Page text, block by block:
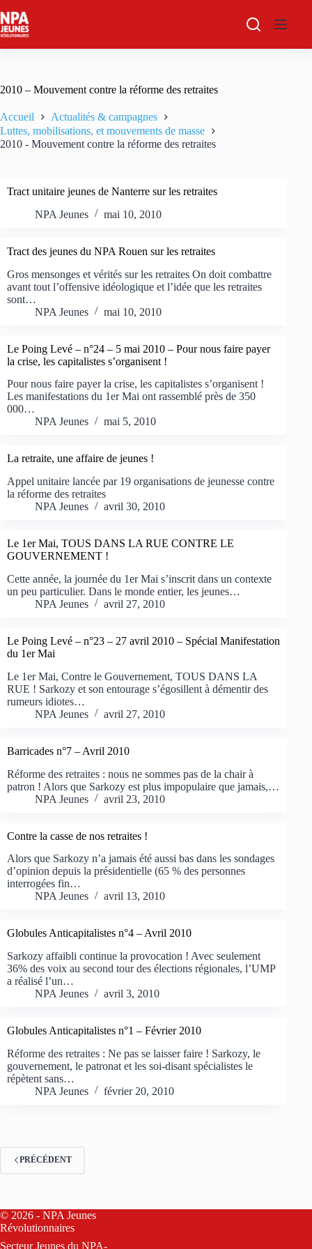
au
contenu
2010 – Mouvement contre la réforme des retraites
Accueil
Actualités & campagnes
Luttes, mobilisations, et mouvements de masse
2010 - Mouvement contre la réforme des retraites
Tract unitaire jeunes de Nanterre sur les retraites
NPA Jeunes
mai 10, 2010
Tract des jeunes du NPA Rouen sur les retraites
Gros mensonges et vérités sur les retraites On doit combattre
avant tout l’offensive idéologique et l’idée que les retraites
sont…
NPA Jeunes
mai 10, 2010
Le Poing Levé – n°24 – 5 mai 2010 – Pour nous faire payer
la crise, les capitalistes s’organisent !
Pour nous faire payer la crise, les capitalistes s’organisent !
Les manifestations du 1er Mai ont rassemblé près de 350
000…
NPA Jeunes
mai 5, 2010
La retraite, une affaire de jeunes !
Appel unitaire lancée par 19 organisations de jeunesse contre
la réforme des retraites
NPA Jeunes
avril 30, 2010
Le 1er Mai, TOUS DANS LA RUE CONTRE LE
GOUVERNEMENT !
Cette année, la journée du 1er Mai s’inscrit dans un contexte
un peu particulier. Dans le monde entier, les jeunes…
NPA Jeunes
avril 27, 2010
Le Poing Levé – n°23 – 27 avril 2010 – Spécial Manifestation
du 1er Mai
Le 1er Mai, Contre le Gouvernement, TOUS DANS LA
RUE ! Sarkozy et son entourage s’égosillent à démentir des
rumeurs idiotes…
NPA Jeunes
avril 27, 2010
Barricades n°7 – Avril 2010
Réforme des retraites : nous ne sommes pas de la chair à
patron ! Alors que Sarkozy est plus impopulaire que jamais,…
NPA Jeunes
avril 23, 2010
Contre la casse de nos retraites !
Alors que Sarkozy n’a jamais été aussi bas dans les sondages
d’opinion depuis la présidentielle (65 % des personnes
interrogées fin…
NPA Jeunes
avril 13, 2010
Globules Anticapitalistes n°4 – Avril 2010
Sarkozy affaibli continue la provocation ! Avec seulement
36% des voix au second tour des élections régionales, l’UMP
a réalisé l’un…
NPA Jeunes
avril 3, 2010
Globules Anticapitalistes n°1 – Février 2010
Réforme des retraites : Ne pas se laisser faire ! Sarkozy, le
gouvernement, le patronat et les soi-disant spécialistes le
répètent sans…
NPA Jeunes
février 20, 2010
PRÉCÉDENT
© 2026 - NPA Jeunes
Révolutionnaires
Secteur Jeunes du NPA-